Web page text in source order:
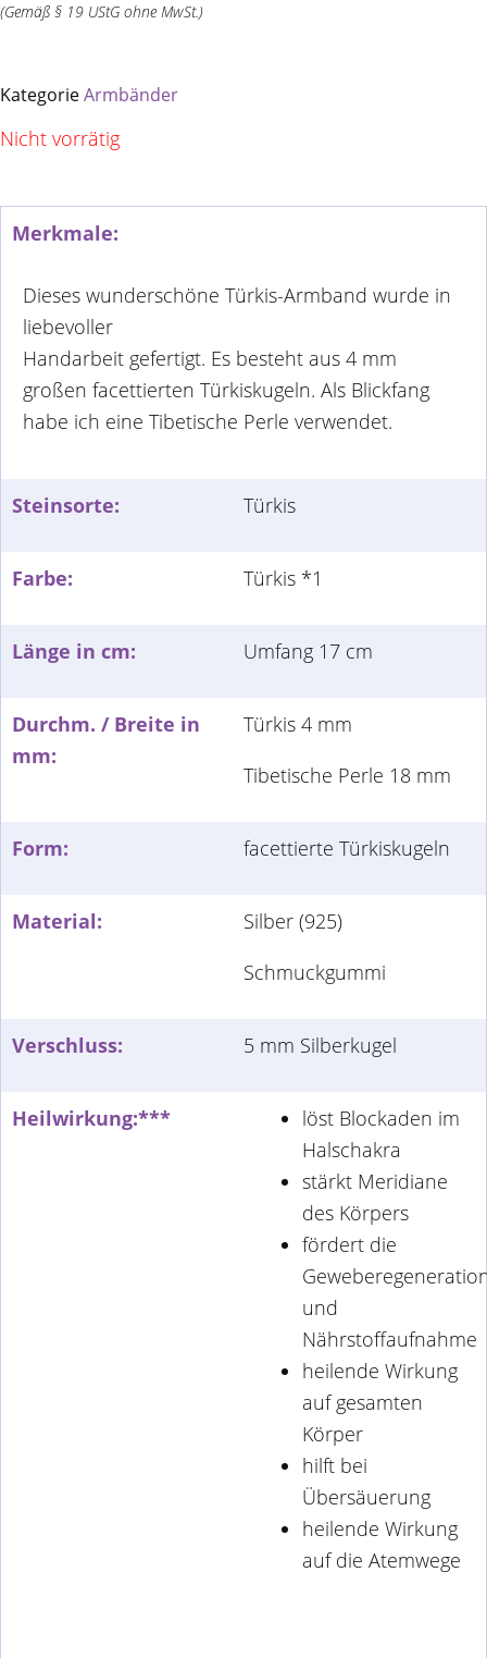
(Gemäß § 19 UStG ohne MwSt.)
KategorieArmbänder
Nicht vorrätig
Merkmale:
Dieses wunderschöne Türkis-Armband wurde in
liebevoller
Handarbeit gefertigt. Es besteht aus 4 mm
großen facettierten Türkiskugeln. Als Blickfang
habe ich eine Tibetische Perle verwendet.
Steinsorte: Türkis
Farbe: Türkis *1
Länge in cm: Umfang 17 cm
Durchm. / Breite in
mm:
Türkis 4 mm
Tibetische Perle 18 mm
Form: facettierte Türkiskugeln
Material:
Silber (925)
Schmuckgummi
Verschluss: 5 mm Silberkugel
Heilwirkung:***
löst Blockaden im
Halschakra
stärkt Meridiane
des Körpers
fördert die
und
Nährstoffaufnahme
heilende Wirkung
auf gesamten
Körper
hilft bei
Übersäuerung
heilende Wirkung
auf die Atemwege